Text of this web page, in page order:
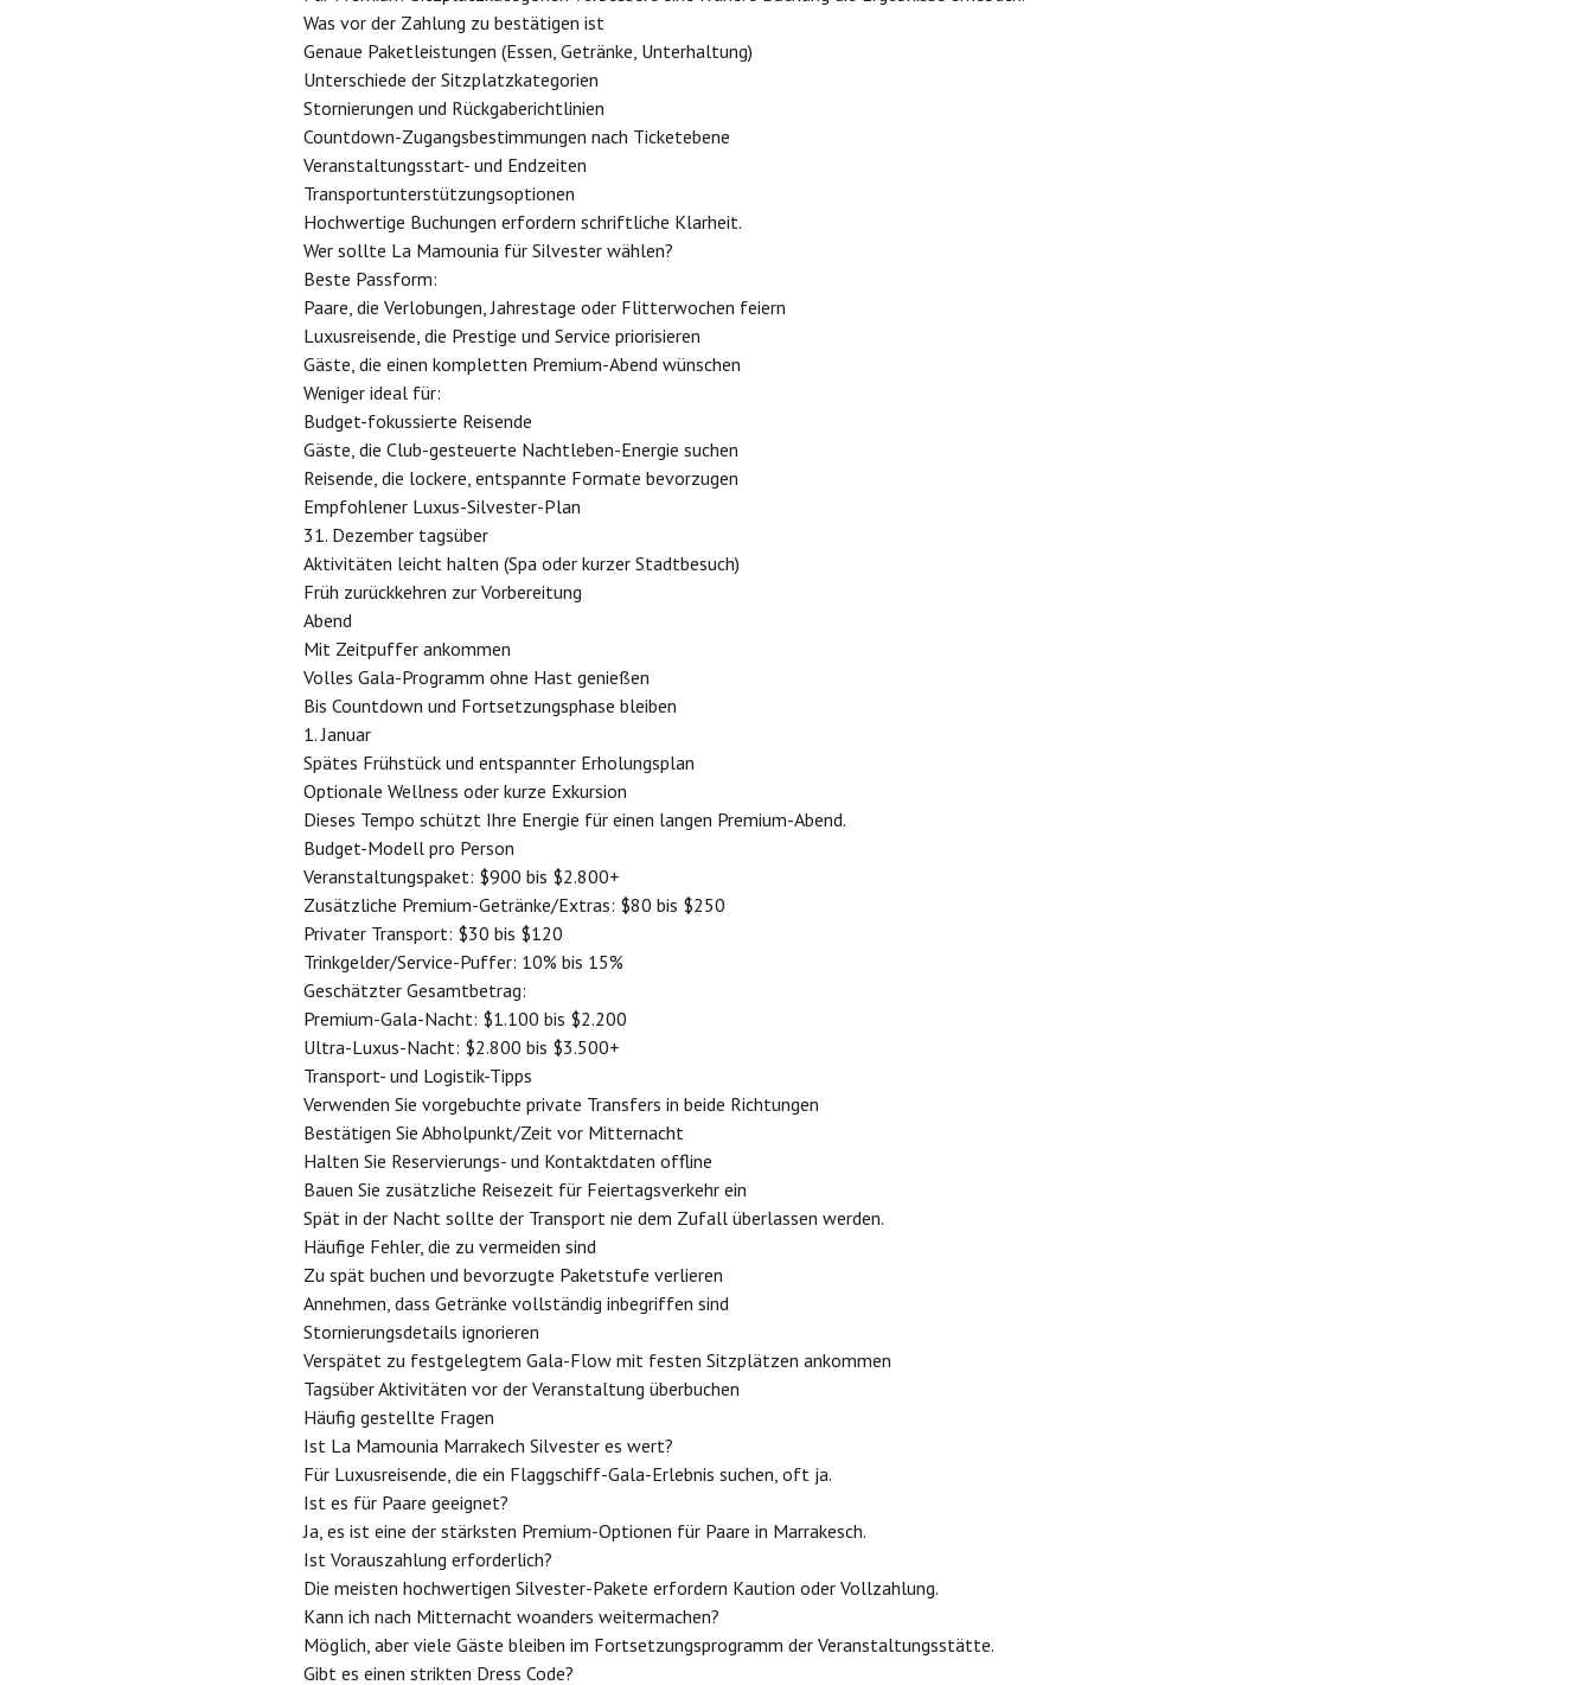
Was vor der Zahlung zu bestätigen ist
Genaue Paketleistungen (Essen, Getränke, Unterhaltung)
Unterschiede der Sitzplatzkategorien
Stornierungen und Rückgaberichtlinien
Countdown-Zugangsbestimmungen nach Ticketebene
Veranstaltungsstart- und Endzeiten
Transportunterstützungsoptionen
Hochwertige Buchungen erfordern schriftliche Klarheit.
Wer sollte La Mamounia für Silvester wählen?
Beste Passform:
Paare, die Verlobungen, Jahrestage oder Flitterwochen feiern
Luxusreisende, die Prestige und Service priorisieren
Gäste, die einen kompletten Premium-Abend wünschen
Weniger ideal für:
Budget-fokussierte Reisende
Gäste, die Club-gesteuerte Nachtleben-Energie suchen
Reisende, die lockere, entspannte Formate bevorzugen
Empfohlener Luxus-Silvester-Plan
31. Dezember tagsüber
Aktivitäten leicht halten (Spa oder kurzer Stadtbesuch)
Früh zurückkehren zur Vorbereitung
Abend
Mit Zeitpuffer ankommen
Volles Gala-Programm ohne Hast genießen
Bis Countdown und Fortsetzungsphase bleiben
1. Januar
Spätes Frühstück und entspannter Erholungsplan
Optionale Wellness oder kurze Exkursion
Dieses Tempo schützt Ihre Energie für einen langen Premium-Abend.
Budget-Modell pro Person
Veranstaltungspaket: $900 bis $2.800+
Zusätzliche Premium-Getränke/Extras: $80 bis $250
Privater Transport: $30 bis $120
Trinkgelder/Service-Puffer: 10% bis 15%
Geschätzter Gesamtbetrag:
Premium-Gala-Nacht: $1.100 bis $2.200
Ultra-Luxus-Nacht: $2.800 bis $3.500+
Transport- und Logistik-Tipps
Verwenden Sie vorgebuchte private Transfers in beide Richtungen
Bestätigen Sie Abholpunkt/Zeit vor Mitternacht
Halten Sie Reservierungs- und Kontaktdaten offline
Bauen Sie zusätzliche Reisezeit für Feiertagsverkehr ein
Spät in der Nacht sollte der Transport nie dem Zufall überlassen werden.
Häufige Fehler, die zu vermeiden sind
Zu spät buchen und bevorzugte Paketstufe verlieren
Annehmen, dass Getränke vollständig inbegriffen sind
Stornierungsdetails ignorieren
Verspätet zu festgelegtem Gala-Flow mit festen Sitzplätzen ankommen
Tagsüber Aktivitäten vor der Veranstaltung überbuchen
Häufig gestellte Fragen
Ist La Mamounia Marrakech Silvester es wert?
Für Luxusreisende, die ein Flaggschiff-Gala-Erlebnis suchen, oft ja.
Ist es für Paare geeignet?
Ja, es ist eine der stärksten Premium-Optionen für Paare in Marrakesch.
Ist Vorauszahlung erforderlich?
Die meisten hochwertigen Silvester-Pakete erfordern Kaution oder Vollzahlung.
Kann ich nach Mitternacht woanders weitermachen?
Möglich, aber viele Gäste bleiben im Fortsetzungsprogramm der Veranstaltungsstätte.
Gibt es einen strikten Dress Code?